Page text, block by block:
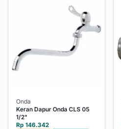
Onda
Keran Dapur Onda CLS 05
1/2"
Rp 146.342